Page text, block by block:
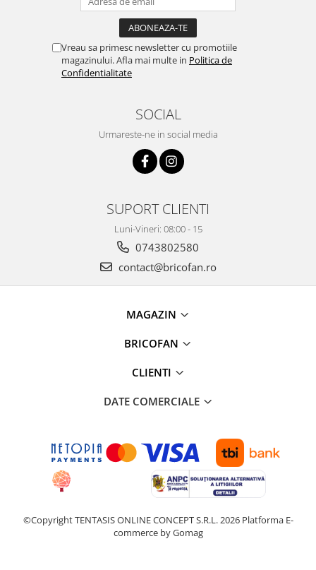
Genți de voiaj & genți
Echipamente de constructii si
Alte instrumente de constructie
Echipamente instalator
Masini electrice taiat caneluri
Adaptoare taiere lant pentru
Polizoare unghiulare electrice
Accesorii slefuitoare electrice
Consumabile slefuitoare electrice
Slefuitoare electrice cu aspirator
Slefuitoare electrice cu banda
Slefuitoare excentrice
Vreau sa primesc newsletter cu promotiile
magazinului. Afla mai multe in Politica de
Confidentialitate
SOCIAL
Urmareste-ne in social media
SUPORT CLIENTI
Luni-Vineri: 08:00 - 15
0743802580
contact@bricofan.ro
MAGAZIN
BRICOFAN
CLIENTI
DATE COMERCIALE
©Copyright TENTASIS ONLINE CONCEPT S.R.L. 2026 Platforma E-
commerce by Gomag